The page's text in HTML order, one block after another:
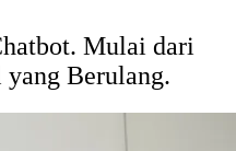
Mulai dari
yang Berulang.